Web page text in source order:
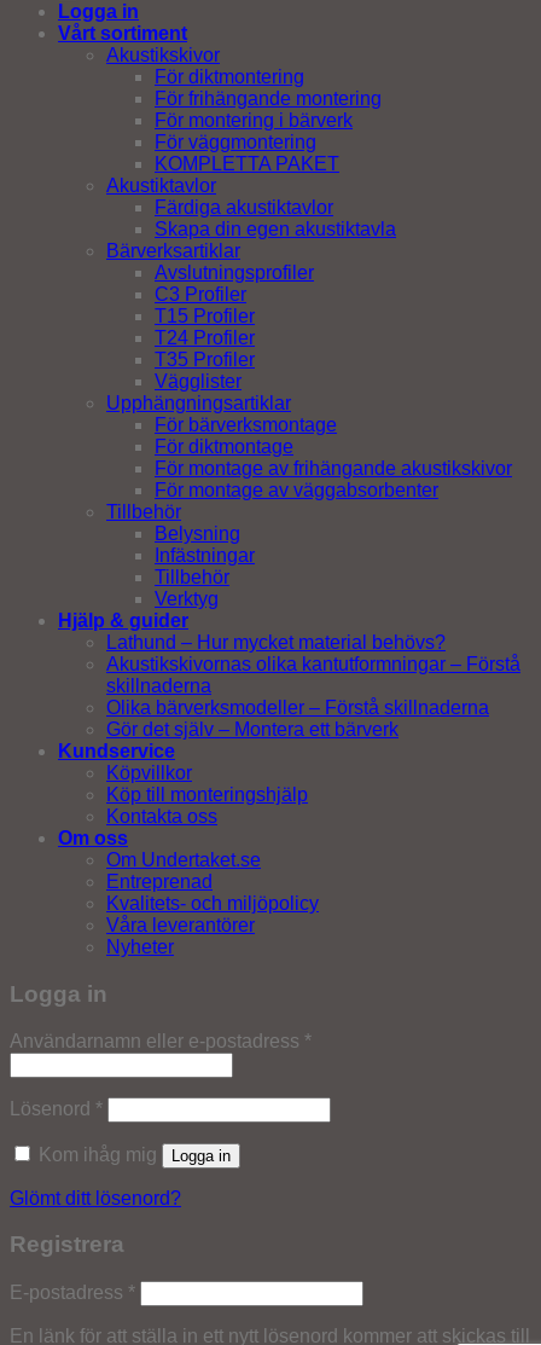
Logga in
Vårt sortiment
Akustikskivor
För diktmontering
För frihängande montering
För montering i bärverk
För väggmontering
KOMPLETTA PAKET
Akustiktavlor
Färdiga akustiktavlor
Skapa din egen akustiktavla
Bärverksartiklar
Avslutningsprofiler
C3 Profiler
T15 Profiler
T24 Profiler
T35 Profiler
Vägglister
Upphängningsartiklar
För bärverksmontage
För diktmontage
För montage av frihängande akustikskivor
För montage av väggabsorbenter
Tillbehör
Belysning
Infästningar
Tillbehör
Verktyg
Hjälp & guider
Lathund – Hur mycket material behövs?
Akustikskivornas olika kantutformningar – Förstå
skillnaderna
Olika bärverksmodeller – Förstå skillnaderna
Gör det själv – Montera ett bärverk
Kundservice
Köpvillkor
Köp till monteringshjälp
Kontakta oss
Om oss
Om Undertaket.se
Entreprenad
Kvalitets- och miljöpolicy
Våra leverantörer
Nyheter
Logga in
Användarnamn eller e-postadress *Obligatoriskt
Lösenord *Obligatoriskt
Kom ihåg mig Logga in
Glömt ditt lösenord?
Registrera
E-postadress *Obligatoriskt
En länk för att ställa in ett nytt lösenord kommer att skickas till